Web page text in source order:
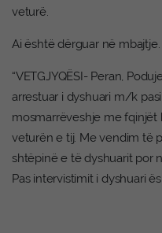
veturë.
Ai është dërguar në mbajtje.
“VETGJYQËSI- Peran,
arrestuar i dyshuari m/k
mosmarrëveshje me
veturën e tij. Me vendim të
shtëpinë e të dyshuarit por
Pas intervistimit i dyshuari